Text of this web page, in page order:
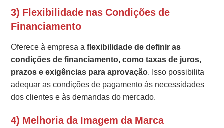
3) Flexibilidade nas Condições de
Financiamento
Oferece à empresa aflexibilidade de definir as
condições de financiamento, como taxas de juros,
prazos e exigências para aprovação. Isso possibilita
adequar as condições de pagamento às necessidades
dos clientes e às demandas do mercado.
4) Melhoria da Imagem da Marca